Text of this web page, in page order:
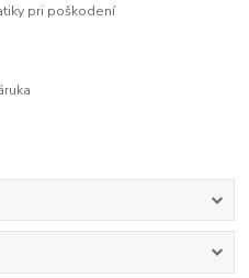
pri poškodení